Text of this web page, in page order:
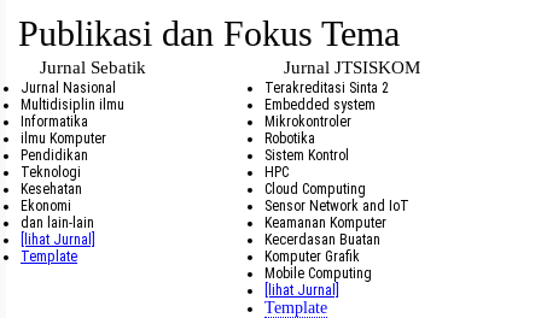
Publikasi dan Fokus Tema
Jurnal Sebatik
Jurnal Nasional
Multidisiplin ilmu
Informatika
ilmu Komputer
Pendidikan
Teknologi
Kesehatan
Ekonomi
dan lain-lain
[lihat Jurnal]
Template
Jurnal JTSISKOM
Terakreditasi Sinta 2
Embedded system
Mikrokontroler
Robotika
Sistem Kontrol
HPC
Cloud Computing
Sensor Network and IoT
Keamanan Komputer
Kecerdasan Buatan
Komputer Grafik
Mobile Computing
[lihat Jurnal]
Template